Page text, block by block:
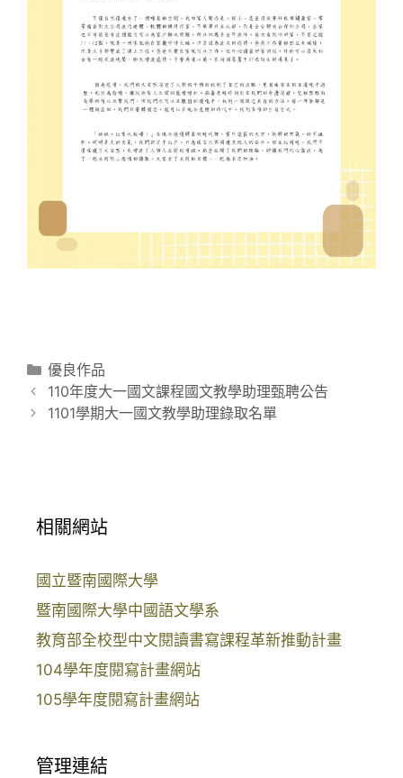
分
類
優良作品
文
章
110年度大一國文課程國文教學助理甄聘公告
1101學期大一國文教學助理錄取名單
相關網站
國立暨南國際大學
暨南國際大學中國語文學系
教育部全校型中文閱讀書寫課程革新推動計畫
104學年度閱寫計畫網站
105學年度閱寫計畫網站
管理連結